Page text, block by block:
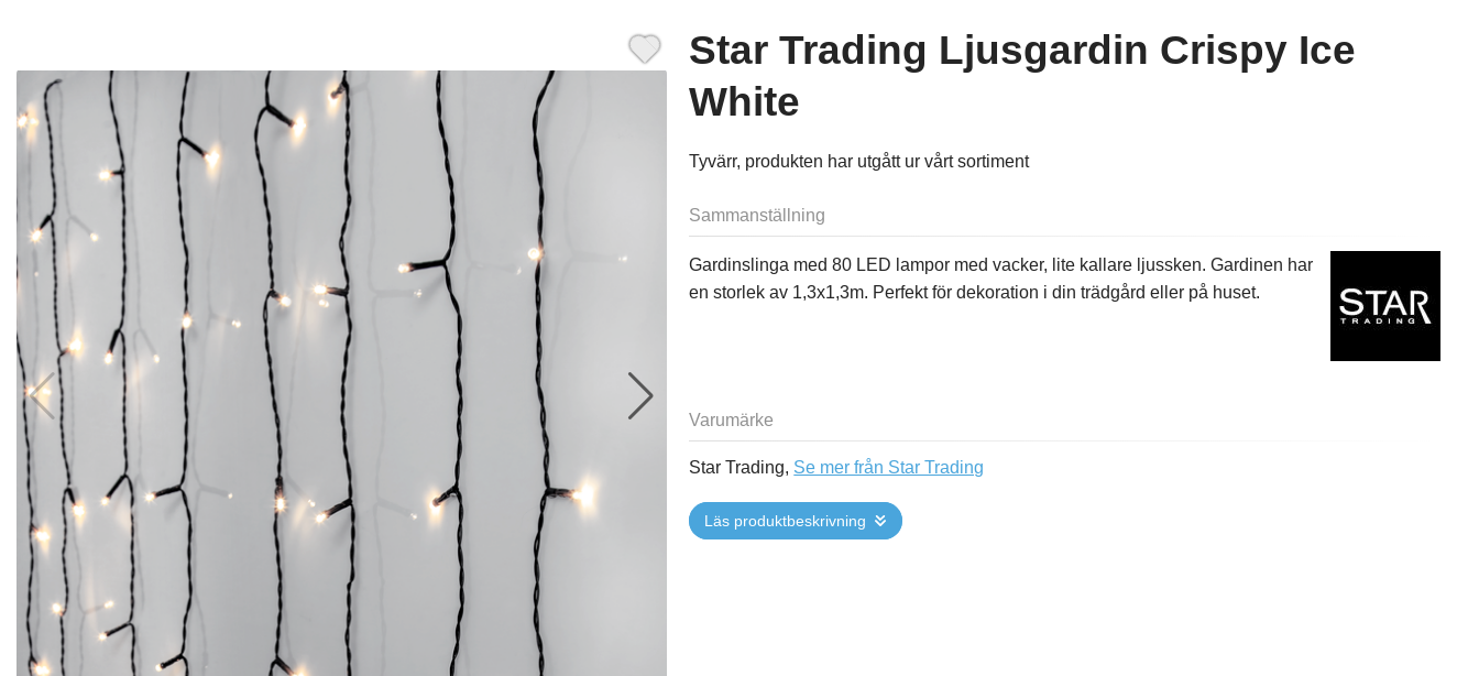
Star Trading Ljusgardin Crispy Ice
White
Tyvärr, produkten har utgått ur vårt sortiment
Sammanställning
Gardinslinga med 80 LED lampor med vacker, lite kallare ljussken. Gardinen har
en storlek av 1,3x1,3m. Perfekt för dekoration i din trädgård eller på huset.
Varumärke
Star Trading, Se mer från Star Trading
Läs produktbeskrivning